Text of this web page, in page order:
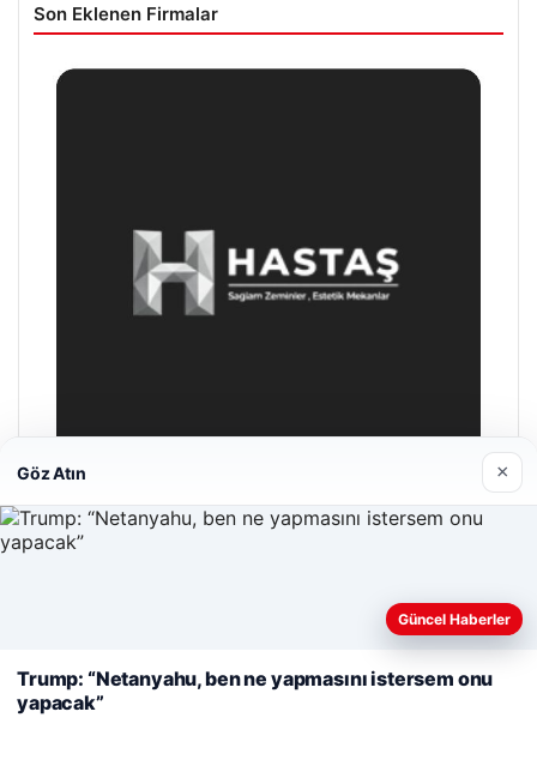
Son Eklenen Firmalar
Hastaş Beton
Web sitemizi nasıl kullandığınızı daha iyi anlayabilmek,
kullanıyoruz. Çerez Politikamız
Reddet
Göz Atın ×
Güncel Haberler
Trump: “Netanyahu, ben ne yapmasını istersem onu
yapacak”